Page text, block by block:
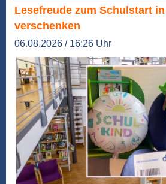
Lesefreude zum Schulstart
verschenken
06.08.2026 / 16:26 Uhr